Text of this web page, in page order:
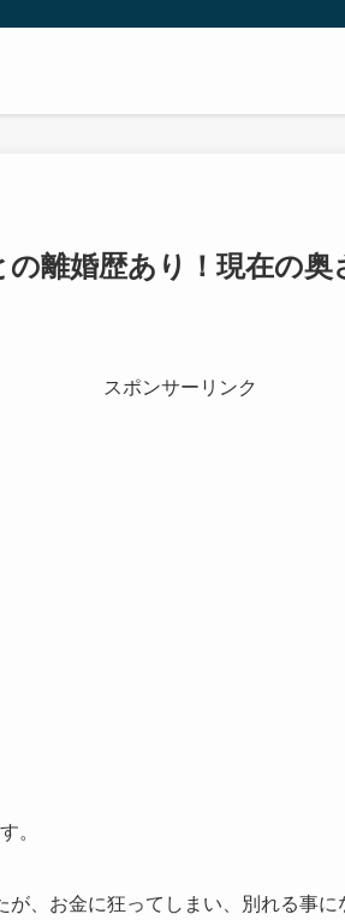
離婚歴あり！現在の奥
スポンサーリンク
。
、お金に狂ってしまい、別れる事に